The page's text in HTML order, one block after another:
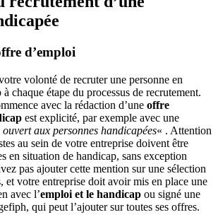
d’emploi
volonté de recruter une personne en
chaque étape du processus de recrutement.
avec la rédaction d’une offre
est explicité, par exemple avec une
ouvert aux personnes handicapées« . Attention
au sein de votre entreprise doivent être
en situation de handicap, sans exception
pas ajouter cette mention sur une sélection
et votre entreprise doit avoir mis en place une
avec l’emploi et le handicap ou signé une
qui peut l’ajouter sur toutes ses offres.